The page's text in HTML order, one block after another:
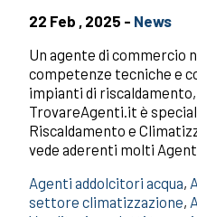
22 Feb , 2025 - News
Un agente di commercio
competenze tecniche e
impianti di
TrovareAgenti.it è
Riscaldamento e
vede aderenti molti
Agenti addolcitori acqua,
settore climatizzazione,